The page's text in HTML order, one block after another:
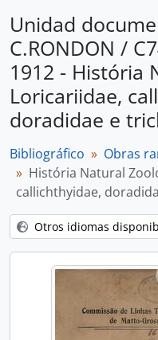
Unidad
C.RONDON /
1912 - História
Loricariidae,
doradidae e
Bibliográfico Obras
História Natural
callichthyidae,
Otros idiomas